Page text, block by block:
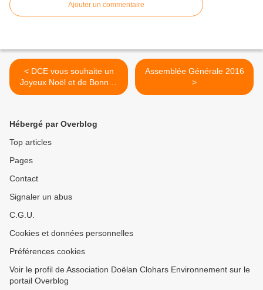
Ajouter un commentaire
< DCE vous souhaite un
Joyeux Noël et de Bonnes
Fêtes de fin d' Année !
Assemblée Générale 2016
>
Hébergé par Overblog
Top articles
Pages
Contact
Signaler un abus
C.G.U.
Cookies et données personnelles
Préférences cookies
Voir le profil de Association Doëlan Clohars Environnement sur le
portail Overblog